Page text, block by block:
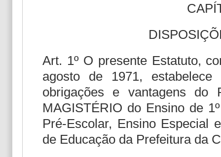
Art. 1º O presente Estatuto,
agosto de 1971, estabelece
obrigações e vantagens do
MAGISTÉRIO do Ensino de
Pré-Escolar, Ensino Especial
de Educação da Prefeitura da